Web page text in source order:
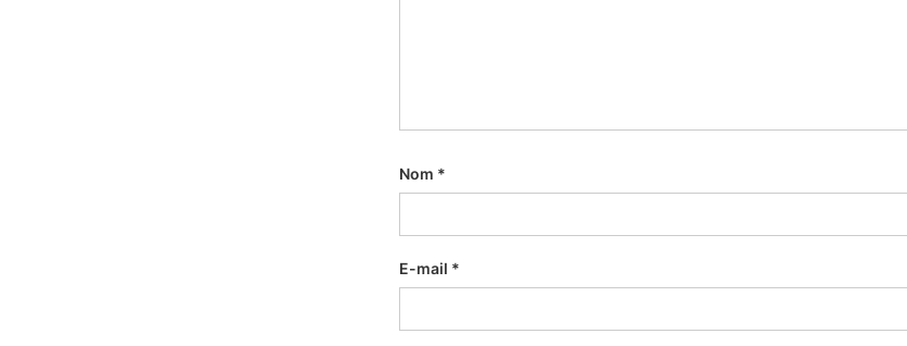
Nom *
E-mail *